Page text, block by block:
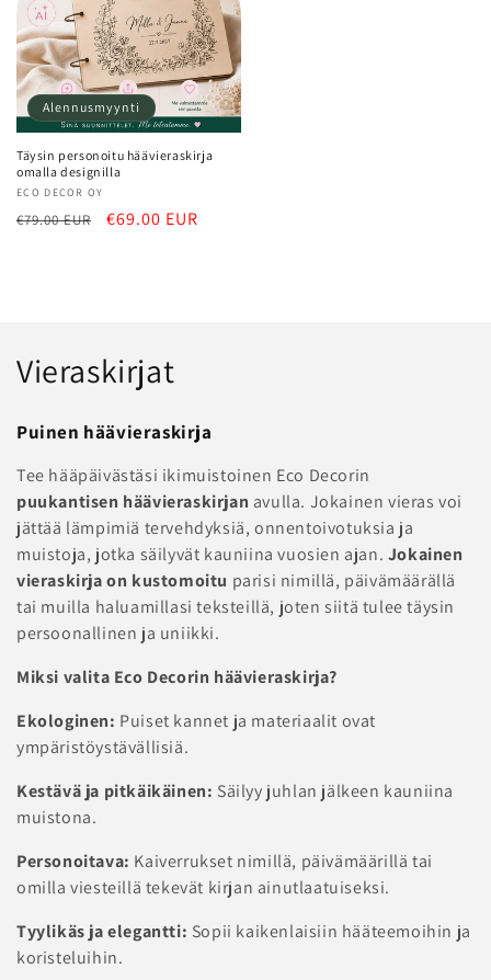
Alennusmyynti
Täysin personoitu häävieraskirja
omalla designilla
Myyjä:
ECO DECOR OY
Normaalihinta
€79.00 EUR Alennushinta
€69.00 EUR
K
o
e
l
m
a
:
Vieraskirjat
Puinen häävieraskirja
Tee hääpäivästäsi ikimuistoinen Eco Decorin
puukantisen häävieraskirjan avulla. Jokainen vieras voi
jättää lämpimiä tervehdyksiä, onnentoivotuksia ja
muistoja, jotka säilyvät kauniina vuosien ajan. Jokainen
vieraskirja on kustomoitu parisi nimillä, päivämäärällä
tai muilla haluamillasi teksteillä, joten siitä tulee täysin
persoonallinen ja uniikki.
Miksi valita Eco Decorin häävieraskirja?
Ekologinen: Puiset kannet ja materiaalit ovat
ympäristöystävällisiä.
Kestävä ja pitkäikäinen: Säilyy juhlan jälkeen kauniina
muistona.
Personoitava: Kaiverrukset nimillä, päivämäärillä tai
omilla viesteillä tekevät kirjan ainutlaatuiseksi.
Tyylikäs ja elegantti: Sopii kaikenlaisiin hääteemoihin ja
koristeluihin.